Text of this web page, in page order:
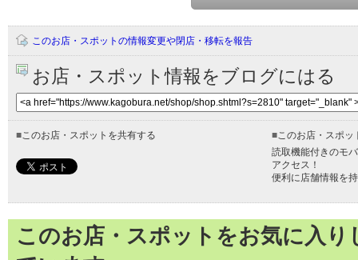
このお店・スポットの情報変更や閉店・移転を報告
お店・スポット情報をブログにはる
■このお店・スポットを共有する ■このお店・スポッ
読取機能付きのモ
アクセス！
便利に店舗情報を
このお店・スポットをお気に入